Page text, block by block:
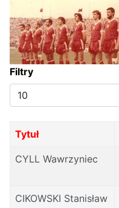
Filtry
Pokaż
#
Tytuł
CYLL Wawrzyniec
CIKOWSKI Stanisław